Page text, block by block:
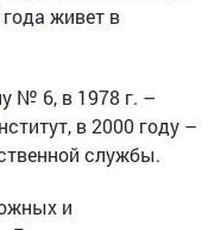
живет в
№ 6, в 1978 г. –
в 2000 году –
службы.
и